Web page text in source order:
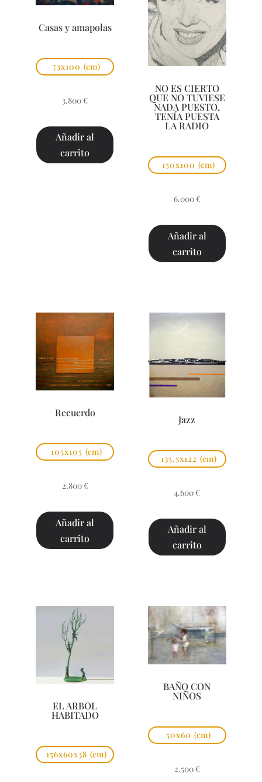
Casas y amapolas
73x100 (cm)
3.800 €
Añadir al
carrito
NO ES CIERTO
QUE NO TUVIESE
NADA PUESTO,
TENÍA PUESTA
LA RADIO
150x100 (cm)
6.000 €
Añadir al
carrito
Recuerdo
105x105 (cm)
2.800 €
Añadir al
carrito
Jazz
135,5x122 (cm)
4.600 €
Añadir al
carrito
EL ARBOL
HABITADO
156x60x38 (cm)
BAÑO CON
NIÑOS
50x60 (cm)
2.500 €